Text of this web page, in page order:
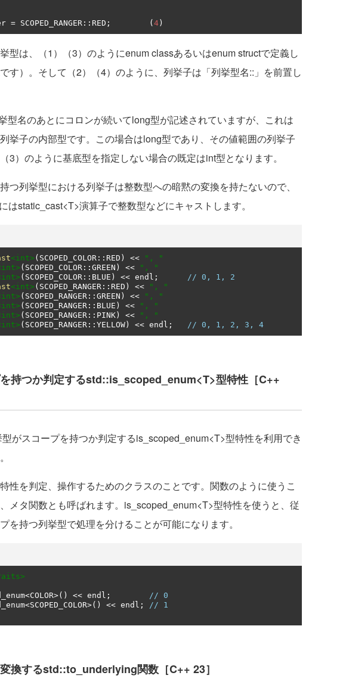
= SCOPED_RANGER :: RED ; ( 4 )
型は、（1）（3）のようにenum classあるいはenum structで定義し
す）。そして（2）（4）のように、列挙子は「列挙型名::」を前置し
型名のあとにコロンが続いてlong型が記述されていますが、これは
挙子の内部型です。この場合はlong型であり、その値範囲の列挙子
3）のように基底型を指定しない場合の既定はint型となります。
つ列挙型における列挙子は整数型への暗黙の変換を持たないので、
はstatic_cast<T>演算子で整数型などにキャストします。
<int> ( SCOPED_COLOR :: RED ) <<
", "
( SCOPED_COLOR :: GREEN ) <<
", "
( SCOPED_COLOR :: BLUE ) << endl ;
// 0, 1, 2
<int> ( SCOPED_RANGER :: RED ) <<
", "
( SCOPED_RANGER :: GREEN ) <<
", "
( SCOPED_RANGER :: BLUE ) <<
", "
( SCOPED_RANGER :: PINK ) <<
", "
( SCOPED_RANGER :: YELLOW ) << endl ; // 0, 1, 2, 3, 4
持つか判定するstd::is_scoped_enum<T>型特性［C++
がスコープを持つか判定するis_scoped_enum<T>型特性を利用でき
性を判定、操作するためのクラスのことです。関数のように使うこ
メタ関数とも呼ばれます。is_scoped_enum<T>型特性を使うと、従
を持つ列挙型で処理を分けることが可能になります。
<COLOR>() << endl ;
// 0
<SCOPED_COLOR>() << endl ;
// 1
換するstd::to_underlying関数［C++ 23］